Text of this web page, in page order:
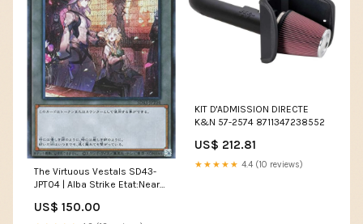
The Virtuous Vestals SD43-
JPT04 | Alba Strike Etat:Near
US$ 150.00
KIT D'ADMISSION DIRECTE
K&N 57-2574 8711347238552
US$ 212.81
★★★★★ 4.4 (10 reviews)